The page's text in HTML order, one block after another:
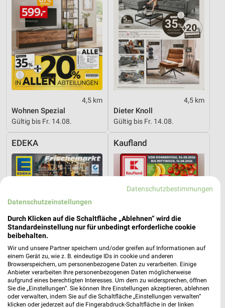
4,5 km
Wohnen Spezial
Gültig bis Fr. 14.08.
4,5 km
Dieter Knoll
Gültig bis Fr. 14.08.
EDEKA
21,1 km
Angebote ab 03.08.
Kaufland
6,9 km
Angebote ab 06.08.
Datenschutzbestimmungen
Datenschutzeinstellungen
Durch Klicken auf die Schaltfläche „Ablehnen“ wird die
Standardeinstellung nur für unbedingt erforderliche cookie
beibehalten.
Wir und unsere Partner speichern und/oder greifen auf Informationen auf
einem Gerät zu, wie z. B. eindeutige IDs in cookie und anderen
Browserspeichern, um personenbezogene Daten zu verarbeiten. Einige
Anbieter verarbeiten Ihre personenbezogenen Daten möglicherweise
aufgrund eines berechtigten Interesses. Um dem zu widersprechen, öffnen
Sie die „Einstellungen“. Sie können Ihre Einstellungen akzeptieren, ablehnen
oder verwalten, indem Sie auf die Schaltfläche „Einstellungen verwalten“
klicken oder jederzeit auf die Fingerabdruck-Schaltfläche in der linken